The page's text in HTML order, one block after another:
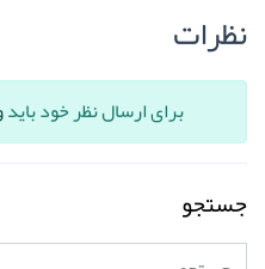
نظرات
برای ارسال نظر خود باید
جستجو